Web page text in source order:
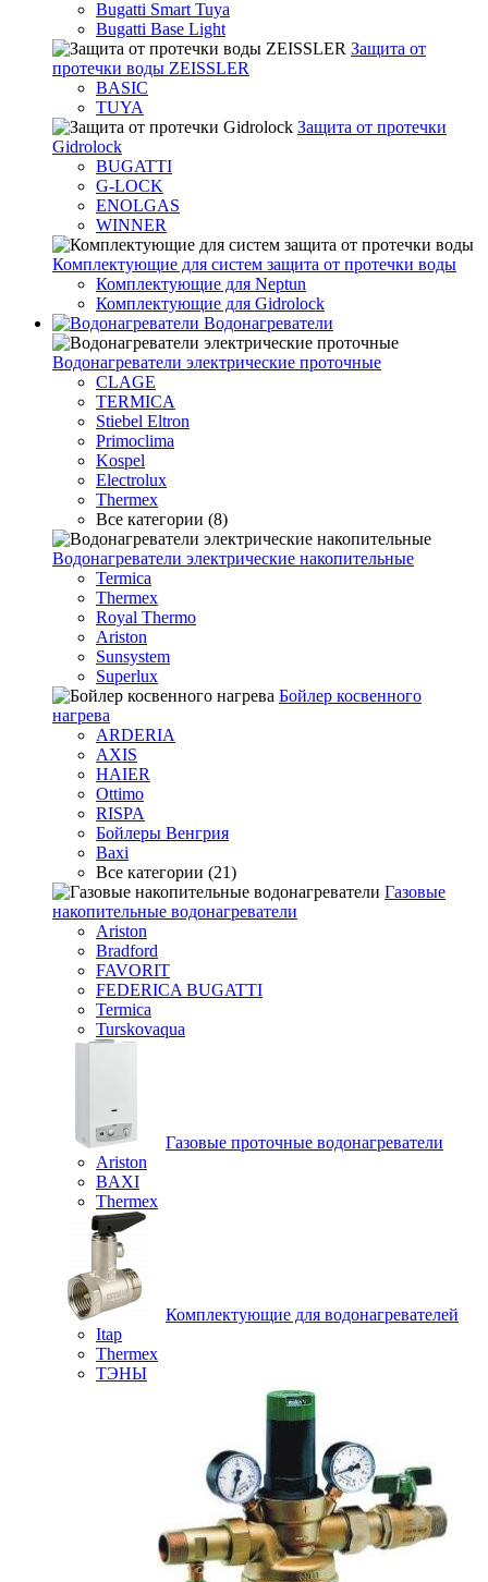
Bugatti Smart Tuya
Bugatti Base Light
Защита от
протечки воды ZEISSLER
BASIC
TUYA
Защита от протечки
Gidrolock
BUGATTI
G-LOCK
ENOLGAS
WINNER
Комплектующие для систем защита от протечки воды
Комплектующие для Neptun
Комплектующие для Gidrolock
Водонагреватели
Водонагреватeли электрические проточные
CLAGE
TERMICA
Stiebel Eltron
Primoclima
Kospel
Electrolux
Thermex
Все категории (8)
Водонагреватели электрические накопительные
Termica
Thermex
Royal Thermo
Ariston
Sunsystem
Superlux
Бойлер косвенного
нагрева
ARDERIA
AXIS
HAIER
Ottimo
RISPA
Бойлеры Венгрия
Baxi
Все категории (21)
Газовые
накопительные водонагреватели
Ariston
Bradford
FAVORIT
FEDERICA BUGATTI
Termica
Turskovaqua
Газовые проточные водонагреватели
Ariston
BAXI
Thermex
Комплектующие для водонагревателей
Itap
Thermex
ТЭНЫ